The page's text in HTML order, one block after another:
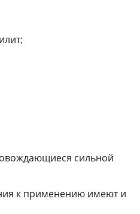
сильной
к применению имеют и